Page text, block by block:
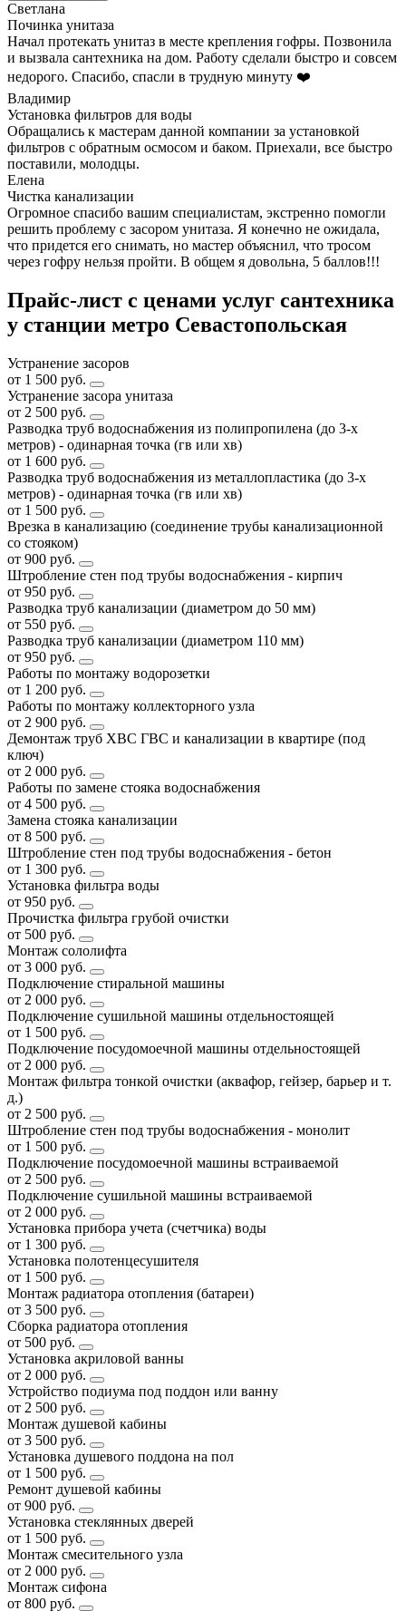
Светлана
Починка унитаза
Начал протекать унитаз в месте крепления гофры. Позвонила
и вызвала сантехника на дом. Работу сделали быстро и совсем
недорого. Спасибо, спасли в трудную минуту ❤️
Владимир
Установка фильтров для воды
Обращались к мастерам данной компании за установкой
фильтров с обратным осмосом и баком. Приехали, все быстро
поставили, молодцы.
Елена
Чистка канализации
Огромное спасибо вашим специалистам, экстренно помогли
решить проблему с засором унитаза. Я конечно не ожидала,
что придется его снимать, но мастер объяснил, что тросом
через гофру нельзя пройти. В общем я довольна, 5 баллов!!!
Прайс-лист с ценами услуг сантехника
у станции метро Севастопольская
Устранение засоров
от 1 500 руб.
Устранение засора унитаза
от 2 500 руб.
Разводка труб водоснабжения из полипропилена (до 3-х
метров) - одинарная точка (гв или хв)
от 1 600 руб.
Разводка труб водоснабжения из металлопластика (до 3-х
метров) - одинарная точка (гв или хв)
от 1 500 руб.
Врезка в канализацию (соединение трубы канализационной
со стояком)
от 900 руб.
Штробление стен под трубы водоснабжения - кирпич
от 950 руб.
Разводка труб канализации (диаметром до 50 мм)
от 550 руб.
Разводка труб канализации (диаметром 110 мм)
от 950 руб.
Работы по монтажу водорозетки
от 1 200 руб.
Работы по монтажу коллекторного узла
от 2 900 руб.
Демонтаж труб ХВС ГВС и канализации в квартире (под
ключ)
от 2 000 руб.
Работы по замене стояка водоснабжения
от 4 500 руб.
Замена стояка канализации
от 8 500 руб.
Штробление стен под трубы водоснабжения - бетон
от 1 300 руб.
Установка фильтра воды
от 950 руб.
Прочистка фильтра грубой очистки
от 500 руб.
Монтаж сололифта
от 3 000 руб.
Подключение стиральной машины
от 2 000 руб.
Подключение сушильной машины отдельностоящей
от 1 500 руб.
Подключение посудомоечной машины отдельностоящей
от 2 000 руб.
Монтаж фильтра тонкой очистки (аквафор, гейзер, барьер и т.
д.)
от 2 500 руб.
Штробление стен под трубы водоснабжения - монолит
от 1 500 руб.
Подключение посудомоечной машины встраиваемой
от 2 500 руб.
Подключение сушильной машины встраиваемой
от 2 000 руб.
Установка прибора учета (счетчика) воды
от 1 300 руб.
Установка полотенцесушителя
от 1 500 руб.
Монтаж радиатора отопления (батареи)
от 3 500 руб.
Сборка радиатора отопления
от 500 руб.
Установка акриловой ванны
от 2 000 руб.
Устройство подиума под поддон или ванну
от 2 500 руб.
Монтаж душевой кабины
от 3 500 руб.
Установка душевого поддона на пол
от 1 500 руб.
Ремонт душевой кабины
от 900 руб.
Установка стеклянных дверей
от 1 500 руб.
Монтаж смесительного узла
от 2 000 руб.
Монтаж сифона
от 800 руб.